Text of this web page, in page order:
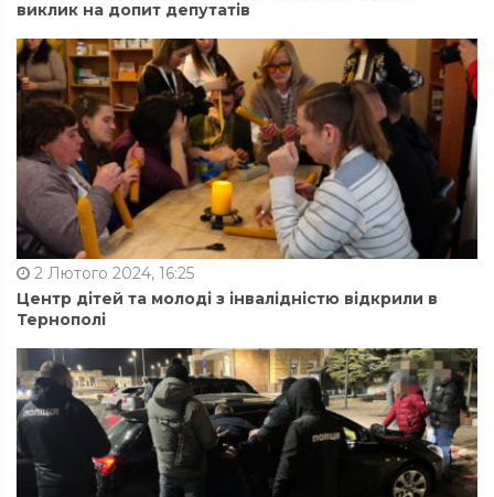
виклик на допит депутатів
2 Лютого 2024, 16:25
Центр дітей та молоді з інвалідністю відкрили в
Тернополі